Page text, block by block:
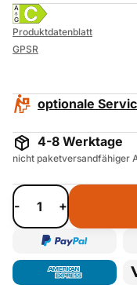
A
G C
Produktdatenblatt
GPSR
optionale
4-8 Werktage
nicht paketversandfähiger
- +